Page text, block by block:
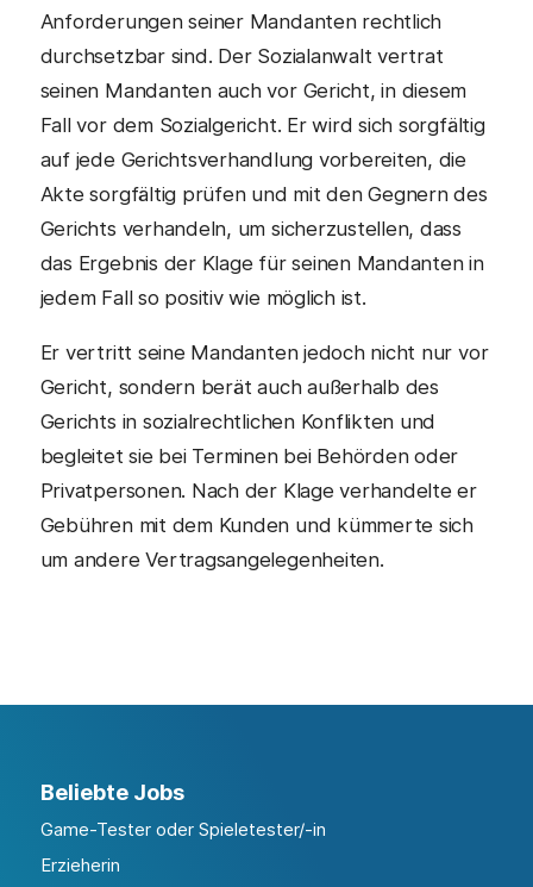
Anforderungen seiner Mandanten rechtlich
durchsetzbar sind. Der Sozialanwalt vertrat
seinen Mandanten auch vor Gericht, in diesem
Fall vor dem Sozialgericht. Er wird sich sorgfältig
auf jede Gerichtsverhandlung vorbereiten, die
Akte sorgfältig prüfen und mit den Gegnern des
Gerichts verhandeln, um sicherzustellen, dass
das Ergebnis der Klage für seinen Mandanten in
jedem Fall so positiv wie möglich ist.
Er vertritt seine Mandanten jedoch nicht nur vor
Gericht, sondern berät auch außerhalb des
Gerichts in sozialrechtlichen Konflikten und
begleitet sie bei Terminen bei Behörden oder
Privatpersonen. Nach der Klage verhandelte er
Gebühren mit dem Kunden und kümmerte sich
um andere Vertragsangelegenheiten.
Beliebte Jobs
Game-Tester oder Spieletester/-in
Erzieherin